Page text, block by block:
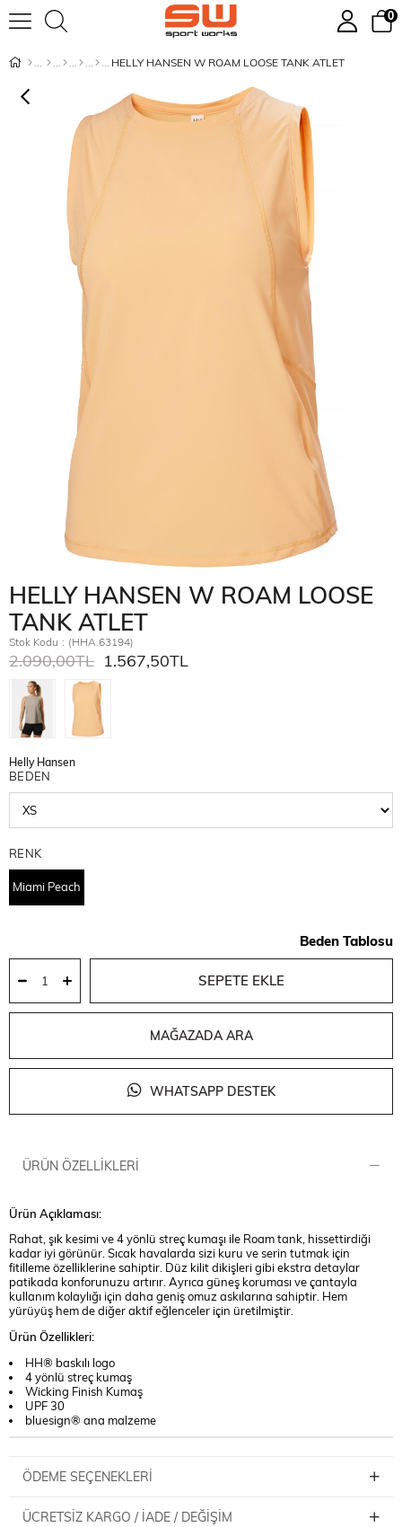
0
HELLY HANSEN W ROAM LOOSE TANK ATLET
HELLY HANSEN W ROAM LOOSE
TANK ATLET
Stok Kodu (HHA.63194)
2.090,00TL 1.567,50TL
Helly Hansen
BEDEN
RENK
Miami Peach
Beden Tablosu
MAĞAZADA ARA
WHATSAPP DESTEK
ÜRÜN ÖZELLIKLERI
Ürün Açıklaması:
Rahat, şık kesimi ve 4 yönlü streç kumaşı ile Roam tank, hissettirdiği
kadar iyi görünür. Sıcak havalarda sizi kuru ve serin tutmak için
fitilleme özelliklerine sahiptir. Düz kilit dikişleri gibi ekstra detaylar
patikada konforunuzu artırır. Ayrıca güneş koruması ve çantayla
kullanım kolaylığı için daha geniş omuz askılarına sahiptir. Hem
yürüyüş hem de diğer aktif eğlenceler için üretilmiştir.
Ürün Özellikleri:
HH® baskılı logo
4 yönlü streç kumaş
Wicking Finish Kumaş
UPF 30
bluesign® ana malzeme
ÖDEME SEÇENEKLERI
ÜCRETSIZ KARGO / İADE / DEĞIŞIM